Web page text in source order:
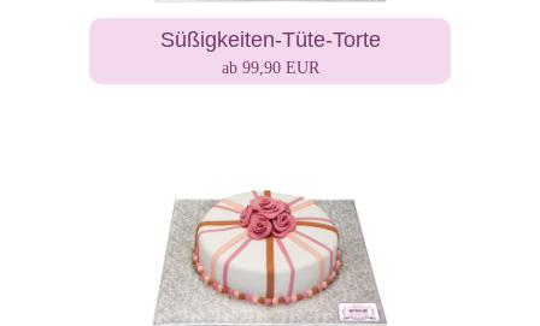
Süßigkeiten-Tüte-Torte
ab 99,90 EUR